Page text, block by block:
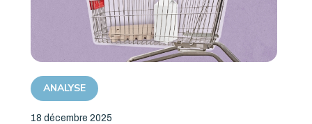
ANALYSE
18 décembre 2025